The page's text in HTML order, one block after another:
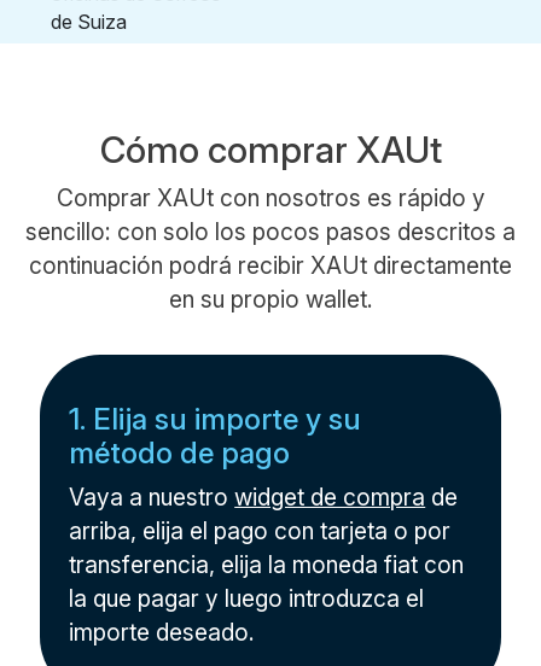
Cómo comprar XAUt
Comprar XAUt con nosotros es rápido y
sencillo: con solo los pocos pasos descritos a
continuación podrá recibir XAUt directamente
en su propio wallet.
1. Elija su importe y su
método de pago
Vaya a nuestrowidget de compra de
arriba, elija el pago con tarjeta o por
transferencia, elija la moneda fiat con
la que pagar y luego introduzca el
importe deseado.